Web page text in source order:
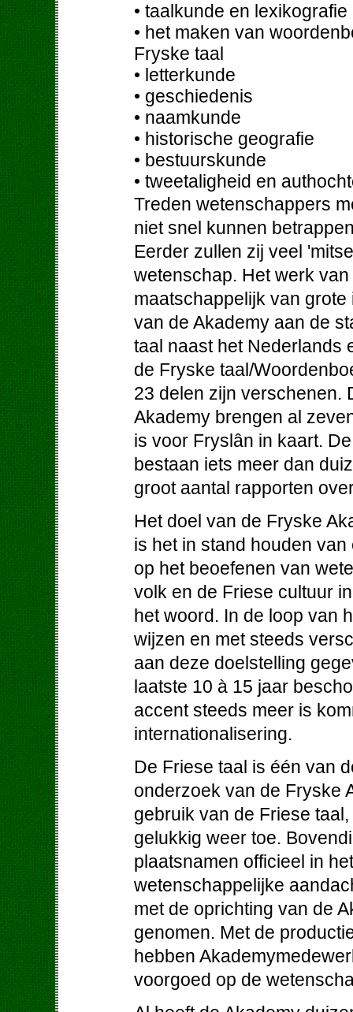
• taalkunde en lexikografie
• het maken van
Fryske taal
• letterkunde
• geschiedenis
• naamkunde
• historische geografie
• bestuurskunde
• tweetaligheid en
Treden wetenschappers
niet snel kunnen
Eerder zullen zij veel
wetenschap. Het werk
maatschappelijk van
van de Akademy aan de
taal naast het Nederlands
de Fryske taal/
23 delen zijn verschenen.
Akademy brengen al
is voor Fryslân in kaart.
bestaan iets meer dan
groot aantal rapporten
Het doel van de Fryske
is het in stand houden
op het beoefenen van
volk en de Friese cultuur
het woord. In de loop van
wijzen en met steeds
aan deze doelstelling
laatste 10 à 15 jaar
accent steeds meer is
internationalisering.
De Friese taal is één van
onderzoek van de Fryske
gebruik van de Friese
gelukkig weer toe.
plaatsnamen officieel in
wetenschappelijke
met de oprichting van de
genomen. Met de
hebben
voorgoed op de